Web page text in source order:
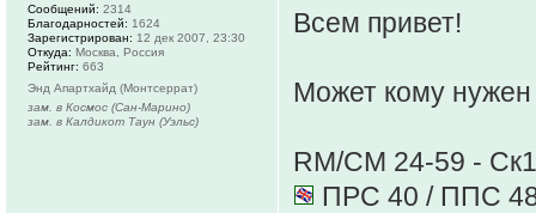
Всем привет!
Может кому
RM/CM 24-59 - Ск1
ПРС 40 / ППС 48
Сообщений: 2314
Благодарностей: 1624
Зарегистрирован: 12 дек 2007, 23:30
Откуда: Москва, Россия
Рейтинг: 663
Энд Апартхайд (Монтсеррат)
зам. в Космос (Сан-Марино)
зам. в Калдикот Таун (Уэльс)